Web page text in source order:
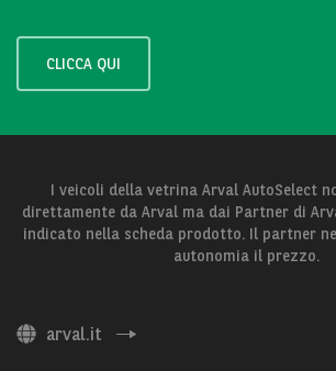
CLICCA QUI
I veicoli della vetrina Arval AutoSelect
direttamente da Arval ma dai Partner di
indicato nella scheda prodotto. Il partner
autonomia il prezzo.
arval.it